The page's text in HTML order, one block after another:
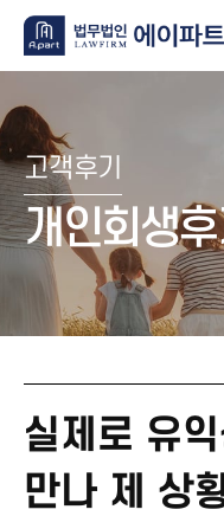
고객후기
개인회생
실제로 유
만나 제 상